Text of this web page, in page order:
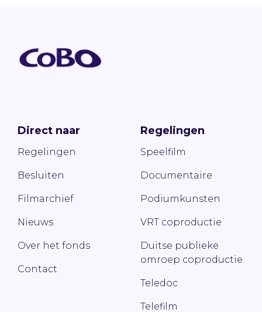
Direct naar
Regelingen
Besluiten
Filmarchief
Nieuws
Over het fonds
Contact
Regelingen
Speelfilm
Documentaire
Podiumkunsten
VRT coproductie
Duitse publieke
omroep coproductie
Teledoc
Telefilm